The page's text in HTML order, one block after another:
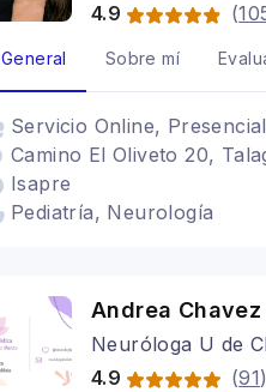
4.9
(
General Sobre mí
Servicio Online, Presencial
Camino El Oliveto 20,
Isapre
Pediatría, Neurología
Andrea Chavez
Neuróloga U de
4.9
(91)